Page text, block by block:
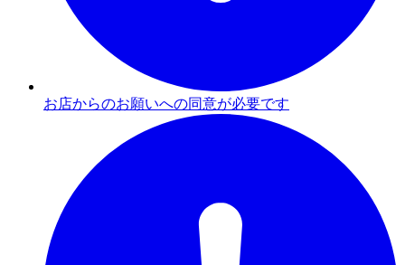
お店からのお願いへの同意が必要です